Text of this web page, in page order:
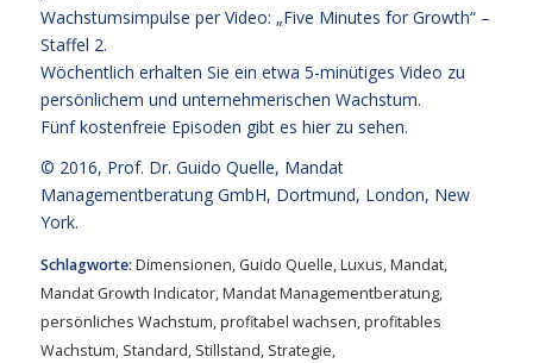
Wachstumsimpulse per Video: „Five Minutes for Growth“ –
Staffel 2.
Wöchentlich erhalten Sie ein etwa 5-minütiges Video zu
persönlichem und unternehmerischen Wachstum.
Fünf kostenfreie Episoden gibt es hier zu sehen.
© 2016, Prof. Dr. Guido Quelle, Mandat
Managementberatung GmbH, Dortmund, London, New
York.
Schlagworte: Dimensionen, Guido Quelle,Luxus,Mandat,
Mandat Growth Indicator,Mandat Managementberatung,
persönliches Wachstum,profitabel wachsen,profitables
Wachstum, Standard, Stillstand, Strategie,